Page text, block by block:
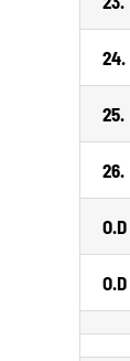
24.
25.
26.
O.D
O.D